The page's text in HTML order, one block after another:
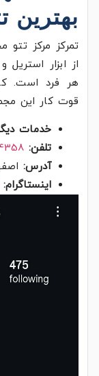
بهترین
تمرکز مرکز تتو
از ابزار
هر فرد است.
قوت کار این
خدمات
تلفن:
آدرس:
اینستاگرام: